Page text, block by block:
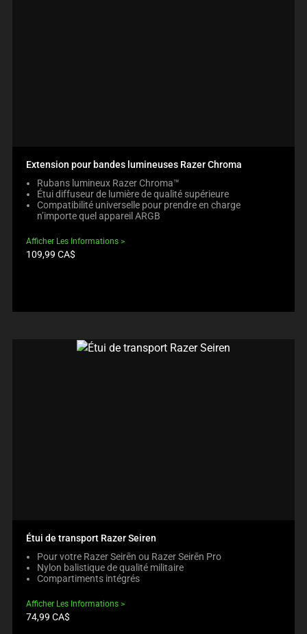
Extension pour bandes lumineuses Razer Chroma
Rubans lumineux Razer Chroma™
Étui diffuseur de lumière de qualité supérieure
Compatibilité universelle pour prendre en charge
n’importe quel appareil ARGB
Afficher Les Informations
Prix
109,99 CA$
Étui de transport Razer Seiren
Pour votre Razer Seirēn ou Razer Seirēn Pro
Nylon balistique de qualité militaire
Compartiments intégrés
Afficher Les Informations
Prix
74,99 CA$